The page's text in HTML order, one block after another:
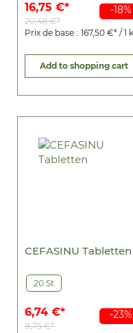
-18%
16,75 €*
20,48 €*
Prix de base : 167,50 €* / 1
Add to shopping cart
-23%
CEFASINU Tabletten
20 St
6,74 €*
8,75 €*